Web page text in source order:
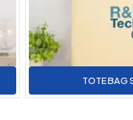
TOTE BAG